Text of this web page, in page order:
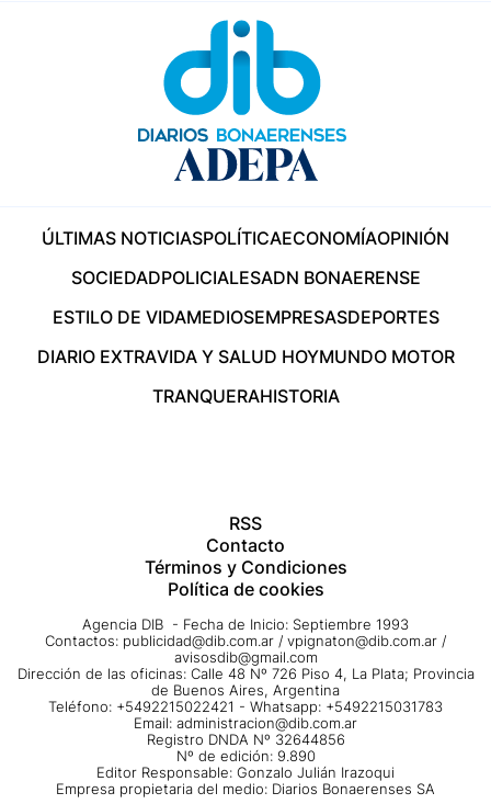
ÚLTIMAS NOTICIASPOLÍTICAECONOMÍAOPINIÓN
SOCIEDADPOLICIALESADN BONAERENSE
ESTILO DE VIDAMEDIOSEMPRESASDEPORTES
DIARIO EXTRAVIDA Y SALUD HOYMUNDO MOTOR
TRANQUERAHISTORIA
RSS
Contacto
Términos y Condiciones
Política de cookies
Agencia DIB - Fecha de Inicio: Septiembre 1993
Contactos: publicidad@dib.com.ar / vpignaton@dib.com.ar /
avisosdib@gmail.com
Dirección de las oficinas: Calle 48 Nº 726 Piso 4, La Plata; Provincia
de Buenos Aires, Argentina
Teléfono: +5492215022421 - Whatsapp: +5492215031783
Email: administracion@dib.com.ar
Registro DNDA Nº 32644856
Nº de edición: 9.890
Editor Responsable: Gonzalo Julián Irazoqui
Empresa propietaria del medio: Diarios Bonaerenses SA